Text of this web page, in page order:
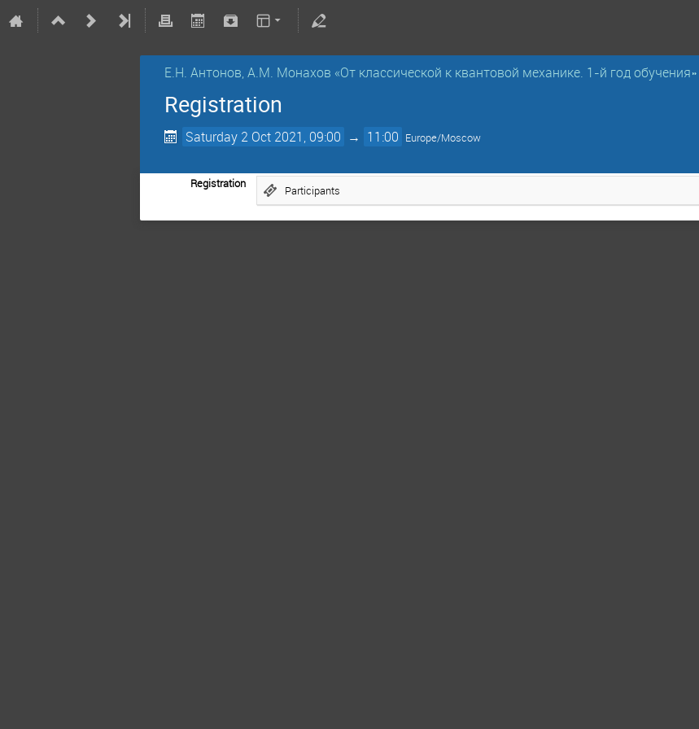
Е.Н. Антонов, А.М. Монахов «От классической к квантовой механике. 1-й год обучения»
Registration
Saturday 2 Oct 2021, 09:00 → 11:00 Europe/Moscow
Registration Participants